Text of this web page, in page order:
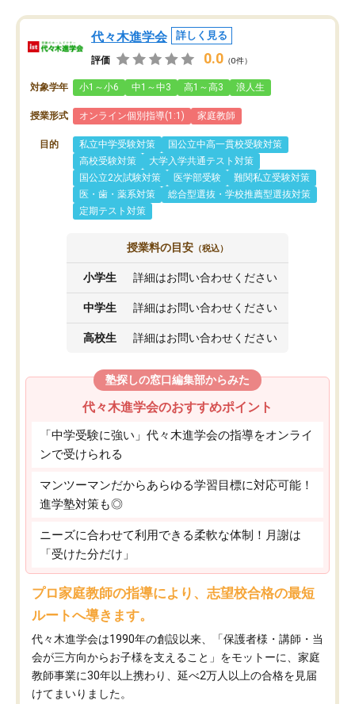
代々木進学会 詳しく見る
評価 0.0 （0件）
対象学年 小1～小6 中1～中3 高1～高3 浪人生
授業形式 オンライン個別指導(1:1) 家庭教師
目的 私立中学受験対策
国公立中高一貫校受験対策
高校受験対策
大学入学共通テスト対策
国公立2次試験対策
医学部受験
難関私立受験対策
医・歯・薬系対策
総合型選抜・学校推薦型選抜対策
定期テスト対策
授業料の目安 （税込）
小学生 詳細はお問い合わせください
中学生 詳細はお問い合わせください
高校生 詳細はお問い合わせください
塾探しの窓口編集部からみた
代々木進学会のおすすめポイント
「中学受験に強い」代々木進学会の指導をオンライ
ンで受けられる
マンツーマンだからあらゆる学習目標に対応可能！
進学塾対策も◎
ニーズに合わせて利用できる柔軟な体制！月謝は
「受けた分だけ」
プロ家庭教師の指導により、志望校合格の最短
ルートへ導きます。
代々木進学会は1990年の創設以来、「保護者様・講師・当
会が三方向からお子様を支えること」をモットーに、家庭
教師事業に30年以上携わり、延べ2万人以上の合格を見届
けてまいりました。